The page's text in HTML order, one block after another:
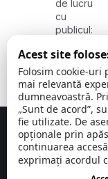
de lucru
cu
publicul:
vineri
08:00 –
16:00
Concept realizat
Acest site
Folosim cookie-uri
mai relevantă
dumneavoastră.
„Sunt de acord”,
fie utilizate. De
opționale prin
continuarea
exprimați acordul